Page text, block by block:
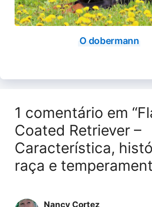
O dobermann
1 comentário em
Coated Retriever –
Característica,
raça e
Nancy Cortez